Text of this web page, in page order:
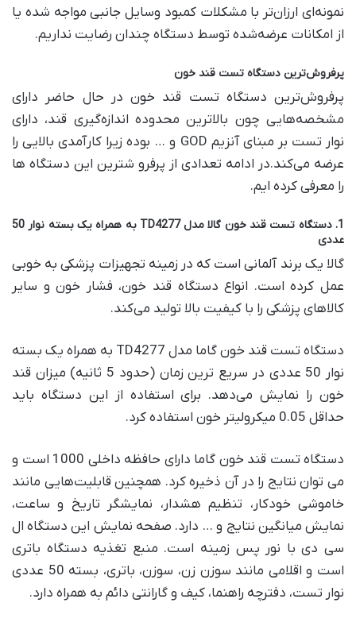
نمونه‌ای ارزان‌تر با مشکلات کمبود وسایل جانبی مواجه شده یا
از امکانات عرضه‌شده توسط دستگاه چندان رضایت نداریم.
پرفروش‌ترین دستگاه تست قند خون
پرفروش‌ترین دستگاه تست قند خون در حال حاضر دارای
مشخصه‌هایی چون بالاترین محدوده اندازه‌گیری قند، دارای
نوار تست بر مبنای آنزیم GOD و … بوده زیرا کارآمدی بالایی را
عرضه می‌کند.در ادامه تعدادی از پرفرو شترین این دستگاه ها
را معرفی کرده ایم.
1. دستگاه تست قند خون گالا مدل TD4277 به همراه یک بسته نوار 50
عددی
گالا یک برند آلمانی است که در زمینه تجهیزات پزشکی به خوبی
عمل کرده است. انواع دستگاه قند خون، فشار خون و سایر
کالاهای پزشکی را با کیفیت بالا تولید می‌کند.
دستگاه تست قند خون گاما مدل TD4277 به همراه یک بسته
نوار 50 عددی در سریع ترین زمان (حدود 5 ثانیه) میزان قند
خون را نمایش می‌دهد. برای استفاده از این دستگاه باید
حداقل 0.05 میکرولیتر خون استفاده کرد.
دستگاه تست قند خون گاما دارای حافظه داخلی 1000 است و
می توان نتایج را در آن ذخیره کرد. همچنین قابلیت‌هایی مانند
خاموشی خودکار، تنظیم هشدار، نمایشگر تاریخ و ساعت،
نمایش میانگین نتایج و … دارد. صفحه نمایش این دستگاه ال
سی دی با نور پس زمینه است. منبع تغذیه دستگاه باتری
است و اقلامی مانند سوزن زن، سوزن، باتری، بسته 50 عددی
نوار تست، دفترچه راهنما، کیف و گارانتی دائم به همراه دارد.